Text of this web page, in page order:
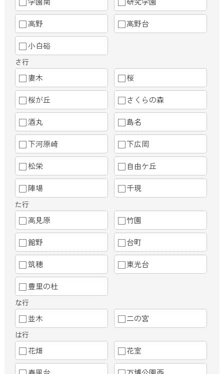
高野 高野台
小白硲
さ行
妻木 桜
桜が丘 さくらの森
酒丸 島名
下河原崎 下広岡
松栄 自由ケ丘
陣場 千現
た行
高見原 竹園
館野 台町
筑穂 東光台
豊里の杜
な行
並木 二の宮
は行
花畑 花室